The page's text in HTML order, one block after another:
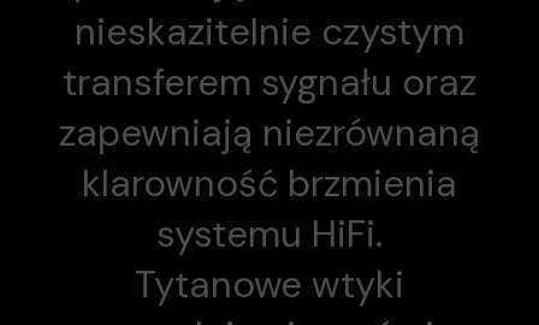
nieskazitelnie czystym
transferem sygnału oraz
zapewniają niezrównaną
klarowność brzmienia
systemu HiFi.
Tytanowe wtyki